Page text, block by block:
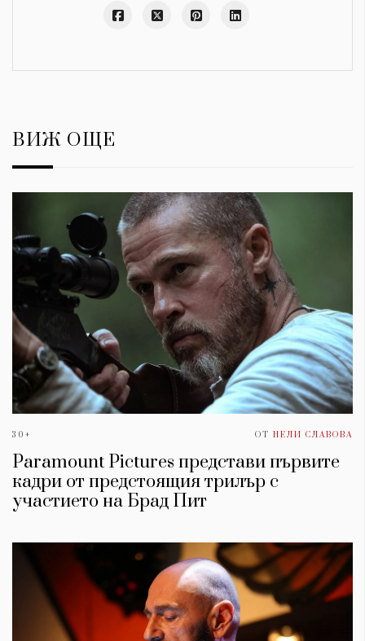
ВИЖ ОЩЕ
30+ ОТ НЕЛИ СЛАВОВА
Paramount Pictures представи първите
кадри от предстоящия трилър с
участието на Брад Пит